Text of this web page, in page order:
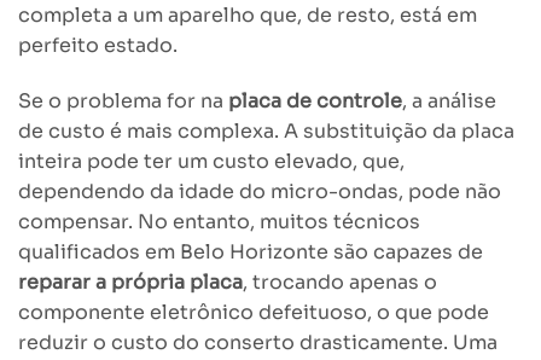
completa a um aparelho que, de resto, está em
perfeito estado.
Se o problema for na placa de controle, a análise
de custo é mais complexa. A substituição da placa
inteira pode ter um custo elevado, que,
dependendo da idade do micro-ondas, pode não
compensar. No entanto, muitos técnicos
qualificados em Belo Horizonte são capazes de
reparar a própria placa, trocando apenas o
componente eletrônico defeituoso, o que pode
reduzir o custo do conserto drasticamente. Uma